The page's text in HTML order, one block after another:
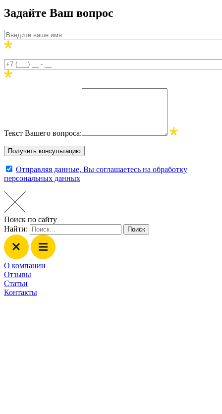
Задайте Ваш вопрос
Текст Вашего вопроса:
Отправляя данные, Вы соглашаетесь на обработку
персональных данных
Поиск по сайту
Найти:
О компании
Отзывы
Статьи
Контакты